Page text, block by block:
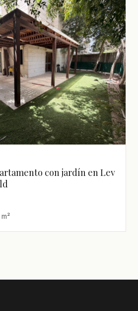
con jardín en Lev